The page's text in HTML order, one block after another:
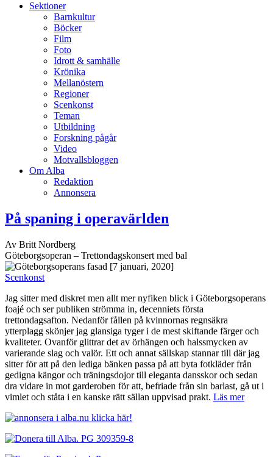
Sektioner
Barnkultur
Böcker
Film
Foto
Idrott & samhälle
Krönika
Mellanöstern
Regioner
Scenkonst
Teman
Utbildning
Forskning pågår
Video
Motvallsbloggen
Om Alba
Redaktion
Annonsera
På spaning i operavärlden
Av Britt Nordberg
Göteborgsoperan – Trettondagskonsert med bal
[7 januari, 2020]
Scenkonst
Jag sitter med diskret men allt mer nyfiken blick i Göteborgsoperans
foajé och ser publiken strömma in, decenniets första
trettondagsafton. Nedanför fållen på kvinnornas regnsäkra
ytterplagg skönjer jag glansiga tyger i de mest skiftande färger och
kvaliteter. Ovanför glittrar det av örhängen och halssmycken av
varierande slag och valör. Ett och annat sällskap stannar till där jag
sitter för att på den lediga bänken passa på att byta fotkläder från
gedigna kängor och träningsdojor till eleganta dansskor och sedan
dra vidare in mot garderoben för att, befriade från sin barlast, gå ut i
vimlet och ståta i en kanske rätt sällan uppvisad prakt. Läs mer